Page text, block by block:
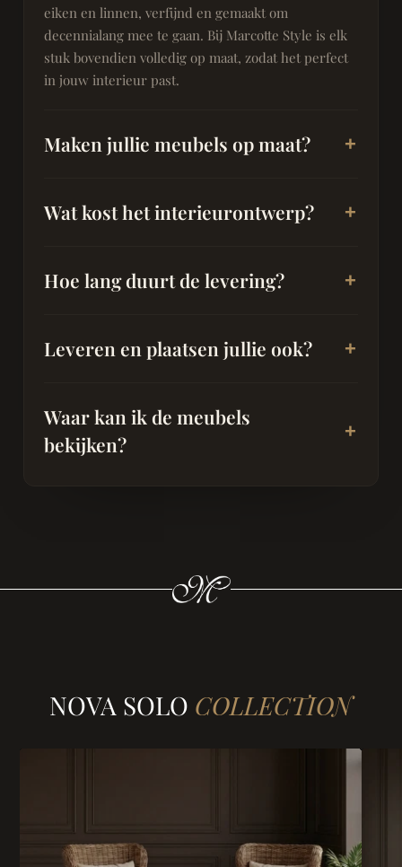
eiken en linnen, verfijnd en gemaakt om
decennialang mee te gaan. Bij Marcotte Style is elk
stuk bovendien volledig op maat, zodat het perfect
in jouw interieur past.
Maken jullie meubels op maat?
Wat kost het interieurontwerp?
Hoe lang duurt de levering?
Leveren en plaatsen jullie ook?
Waar kan ik de meubels
bekijken?
NOVA SOLO COLLECTION